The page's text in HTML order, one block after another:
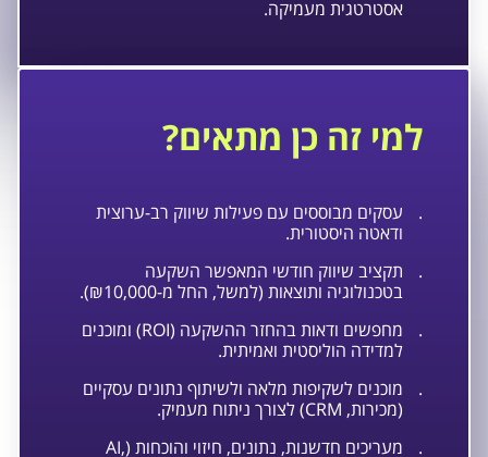
למי זה כן מתאים?
.
עסקים מבוססים עם פעילות שיווק רב-ערוצית
ודאטה היסטורית.
.
תקציב שיווק חודשי המאפשר השקעה
בטכנולוגיה ותוצאות (למשל, החל מ-₪10,000).
.
מחפשים ודאות בהחזר ההשקעה (ROI) ומוכנים
למדידה הוליסטית ואמיתית.
.
מוכנים לשקיפות מלאה ולשיתוף נתונים עסקיים
(מכירות, CRM) לצורך ניתוח מעמיק.
.
מעריכים חדשנות, נתונים, חיזוי והוכחות (AI,
אסטרטגית מעמיקה.